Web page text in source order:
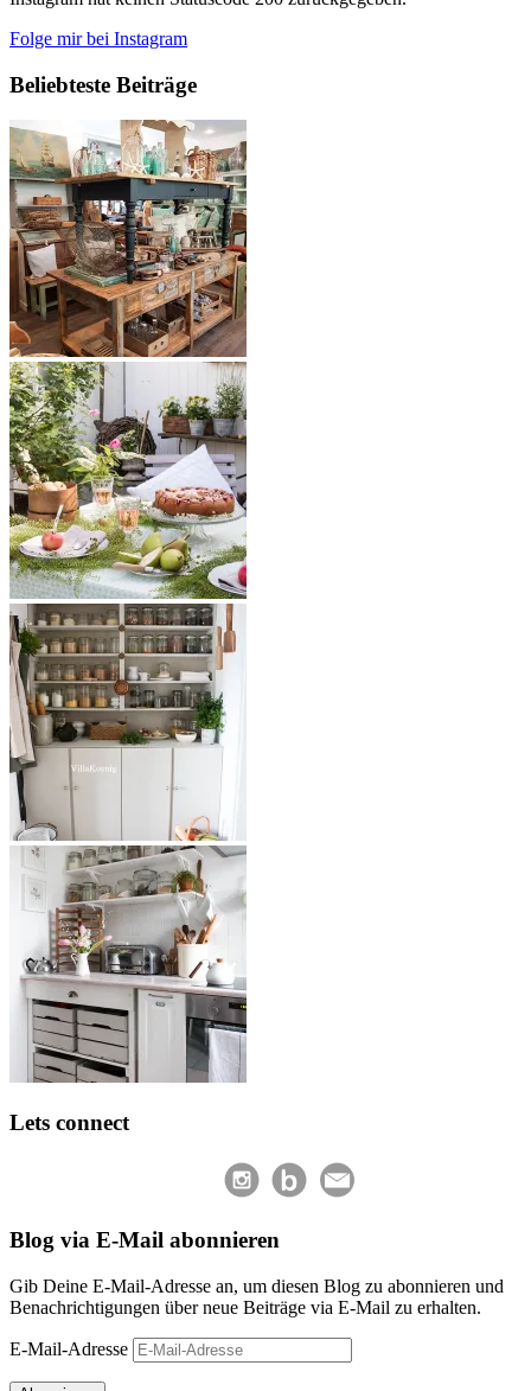
Folge mir bei Instagram
Beliebteste Beiträge
Lets connect
Blog via E-Mail abonnieren
Gib Deine E-Mail-Adresse an, um diesen Blog zu abonnieren und
Benachrichtigungen über neue Beiträge via E-Mail zu erhalten.
E-Mail-Adresse